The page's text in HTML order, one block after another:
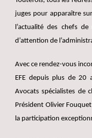
juges pour apparaître
l’actualité des chefs
d’attention de
Avec ce rendez-vous
EFE depuis plus de 20
Avocats spécialistes de
Président Olivier
la participation